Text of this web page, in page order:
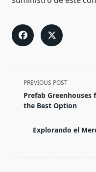
<span
class="nav-
subtitle
reader-
PREVIOUS POST
Prefab Greenhouses
the Best Option
Explorando el